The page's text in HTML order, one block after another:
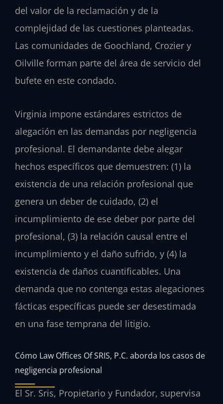
del valor de la reclamación y de la
complejidad de las cuestiones planteadas.
Las comunidades de Goochland, Crozier y
Oilville forman parte del área de servicio del
bufete en este condado.
Virginia impone estándares estrictos de
alegación en las demandas por negligencia
profesional. El demandante debe alegar
hechos específicos que demuestren: (1) la
existencia de una relación profesional que
genera un deber de cuidado, (2) el
incumplimiento de ese deber por parte del
profesional, (3) la relación causal entre el
incumplimiento y el daño sufrido, y (4) la
existencia de daños cuantificables. Una
demanda que no contenga estas alegaciones
fácticas específicas puede ser desestimada
en una fase temprana del litigio.
Cómo Law Offices Of SRIS, P.C. aborda los casos de
negligencia profesional
El Sr. Sris, Propietario y Fundador, supervisa